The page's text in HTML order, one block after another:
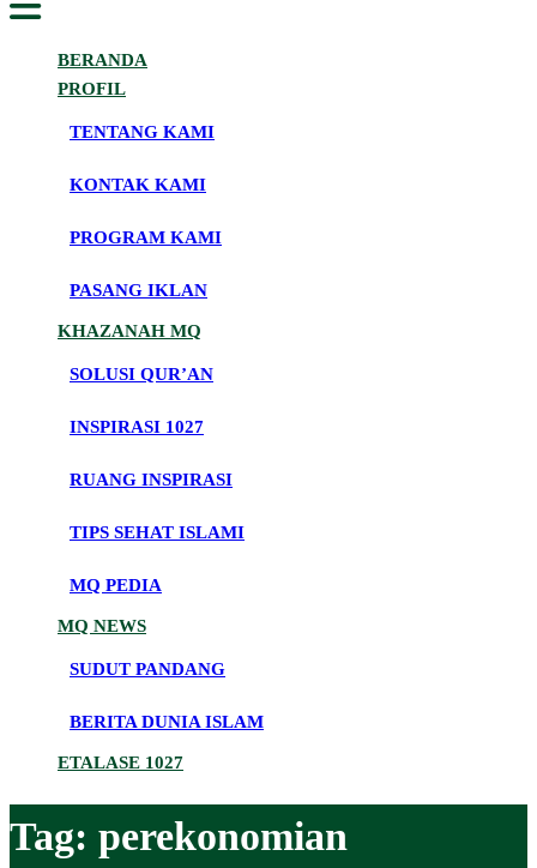
102.7 MQFM Bandung – Inspirasi
Keluarga Indonesia
Inspirasi Keluarga Indonesia
BERANDA
PROFIL
TENTANG KAMI
KONTAK KAMI
PROGRAM KAMI
PASANG IKLAN
KHAZANAH MQ
SOLUSI QUR’AN
INSPIRASI 1027
RUANG INSPIRASI
TIPS SEHAT ISLAMI
MQ PEDIA
MQ NEWS
SUDUT PANDANG
BERITA DUNIA ISLAM
ETALASE 1027
Tag: perekonomian